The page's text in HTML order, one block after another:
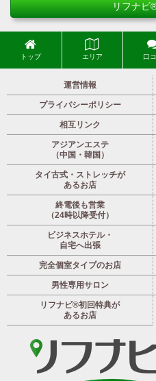
リフナビ
トップ エリア 口
運営情報
プライバシーポリシー
相互リンク
アジアンエステ
（中国・韓国）
タイ古式・ストレッチが
あるお店
終電後も営業
（24時以降受付）
ビジネスホテル・
自宅へ出張
完全個室タイプのお店
男性専用サロン
リフナビ®初回特典が
あるお店